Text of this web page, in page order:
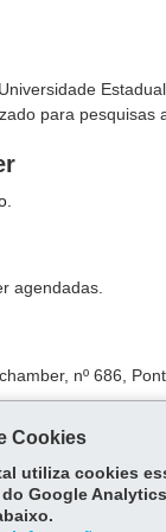
para pesquisas
agendadas.
nº 686,
11h45 e das
Cookies
utiliza cookies
Google